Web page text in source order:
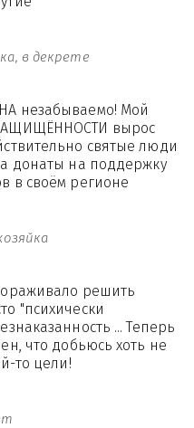
в декрете
незабываемо! Мой
вырос
святые люди
донаты на поддержку
в своём регионе
решить
"психически
... Теперь
что добьюсь хоть не
то цели!